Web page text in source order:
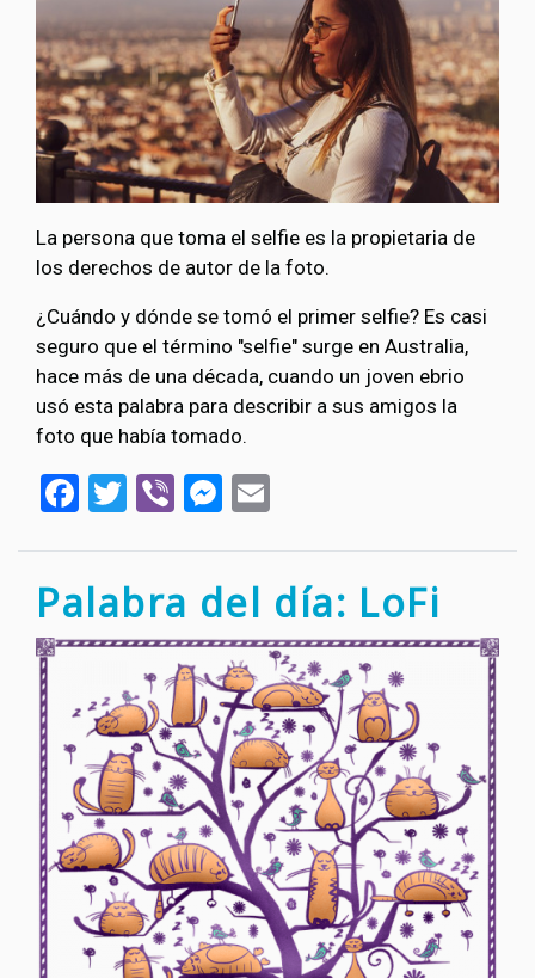
La persona que toma el selfie es la propietaria de
los derechos de autor de la foto.
¿Cuándo y dónde se tomó el primer selfie? Es casi
seguro que el término "selfie" surge en Australia,
hace más de una década, cuando un joven ebrio
usó esta palabra para describir a sus amigos la
foto que había tomado.
Facebook
Twitter
ViberMessenger
Palabra del día: LoFi